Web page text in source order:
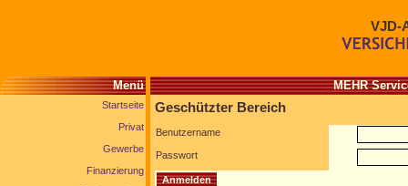
VJD-
Menü
Startseite
Privat
Gewerbe
Finanzierung
MEHR
Geschützter Bereich
Benutzername
Passwort